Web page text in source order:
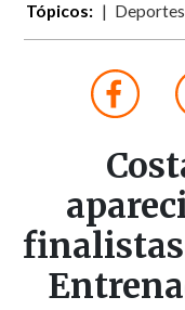
Tópicos: Deportes